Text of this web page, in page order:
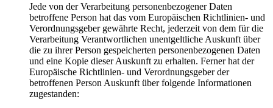
Jede von der Verarbeitung personenbezogener Daten
betroffene Person hat das vom Europäischen Richtlinien- und
Verordnungsgeber gewährte Recht, jederzeit von dem für die
Verarbeitung Verantwortlichen unentgeltliche Auskunft über
die zu ihrer Person gespeicherten personenbezogenen Daten
und eine Kopie dieser Auskunft zu erhalten. Ferner hat der
Europäische Richtlinien- und Verordnungsgeber der
betroffenen Person Auskunft über folgende Informationen
zugestanden: